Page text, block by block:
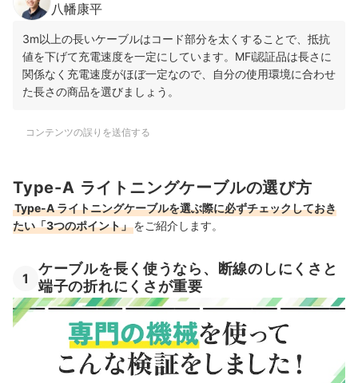
八幡康平
3m以上の長いケーブルはコード部分を太くすることで、抵抗
値を下げて充電速度を一定にしています。MFi認証品は長さに
関係なく充電速度がほぼ一定なので、自分の使用環境に合わせ
た長さの商品を選びましょう。
コンテンツの誤りを送信する
Type-A ライトニングケーブルの選び方
Type-A ライトニングケーブルを選ぶ際に必ずチェックしておき
たい「3つのポイント」をご紹介します。
1
ケーブルを長く使うなら、断線のしにくさと
端子の折れにくさが重要